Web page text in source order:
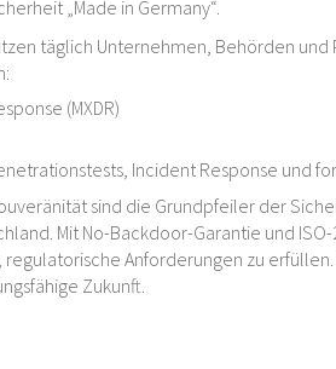
„Made in Germany“.
täglich Unternehmen, Behörden
(MXDR)
Incident Response und
sind die Grundpfeiler der
Mit No-Backdoor-Garantie und
Anforderungen zu erfüllen.
Zukunft.